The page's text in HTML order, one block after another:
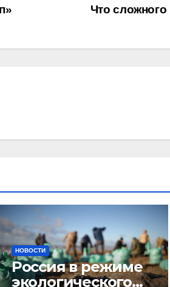
Что сложного
НОВОСТИ
Россия в режиме
экологического